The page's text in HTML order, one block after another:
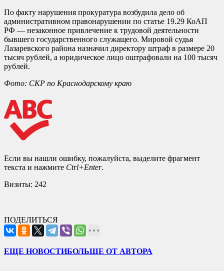
По факту нарушения прокуратура возбудила дело об
административном правонарушении по статье 19.29 КоАП
РФ — незаконное привлечение к трудовой деятельности
бывшего государственного служащего. Мировой судья
Лазаревского района назначил директору штраф в размере 20
тысяч рублей, а юридическое лицо оштрафовали на 100 тысяч
рублей.
Фото: СКР по Краснодарскому краю
Если вы нашли ошибку, пожалуйста, выделите фрагмент
текста и нажмите Ctrl+Enter.
Визиты: 242
ПОДЕЛИТЬСЯ
ЕЩЕ НОВОСТИБОЛЬШЕ ОТ АВТОРА